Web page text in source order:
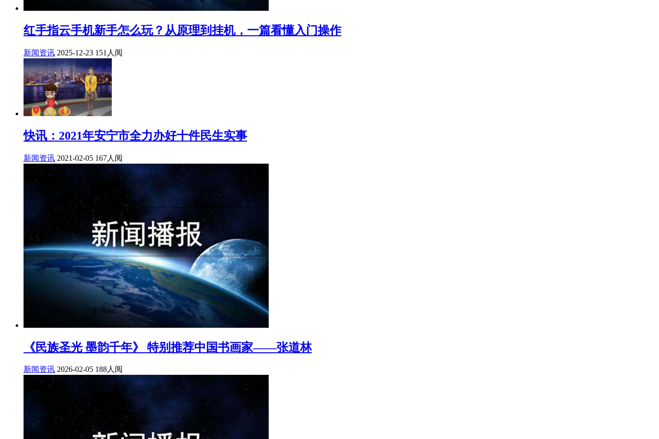
红手指云手机新手怎么玩？从原理到挂机，一篇看懂入门操作
新闻资讯 2025-12-23 151人阅
快讯：2021年安宁市全力办好十件民生实事
新闻资讯 2021-02-05 167人阅
《民族圣光 墨韵千年》 特别推荐中国书画家——张道林
新闻资讯 2026-02-05 188人阅